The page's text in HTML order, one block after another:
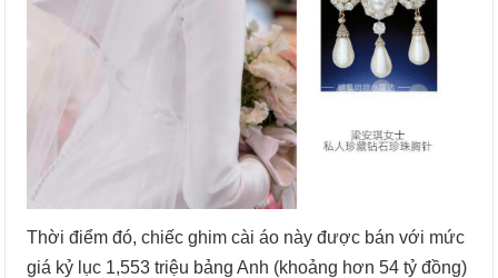
Thời điểm đó, chiếc ghim cài áo này được bán với mức
giá kỷ lục 1,553 triệu bảng Anh (khoảng hơn 54 tỷ đồng)